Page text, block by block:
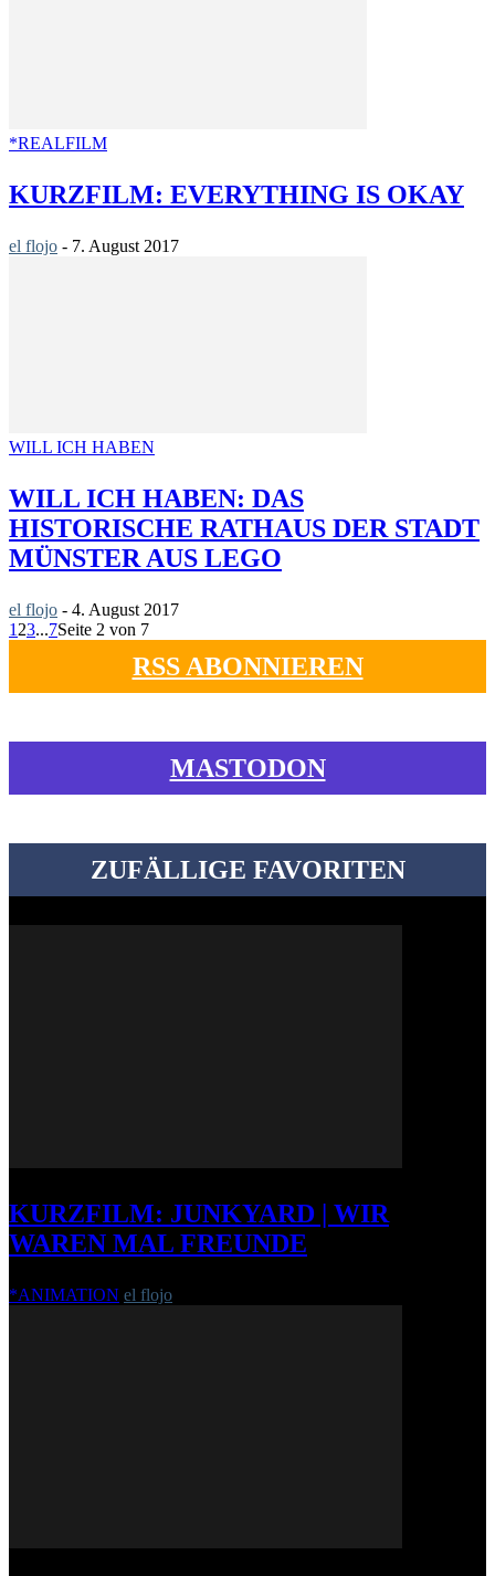
*REALFILM
KURZFILM: EVERYTHING IS OKAY
el flojo - 7. August 2017
WILL ICH HABEN
WILL ICH HABEN: DAS
HISTORISCHE RATHAUS DER STADT
MÜNSTER AUS LEGO
el flojo - 4. August 2017
1 23...7Seite 2 von 7
RSS ABONNIEREN
MASTODON
ZUFÄLLIGE FAVORITEN
KURZFILM: JUNKYARD | WIR
WAREN MAL FREUNDE
*ANIMATION el flojo